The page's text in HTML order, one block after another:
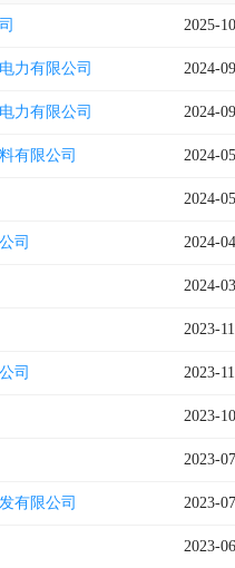
2025-
力有限公司 2024-
力有限公司 2024-
有限公司 2024-
2024-
司 2024-
2024-
2023-
司 2023-
2023-
2023-
有限公司 2023-
2023-